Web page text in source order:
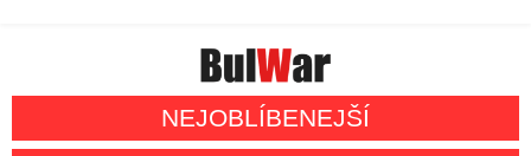
NEJOBLÍBENEJŠÍ